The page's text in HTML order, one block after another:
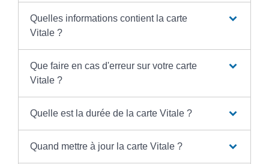
Quelles informations contient la carte
Vitale ?
Que faire en cas d'erreur sur votre carte
Vitale ?
Quelle est la durée de la carte Vitale ?
Quand mettre à jour la carte Vitale ?